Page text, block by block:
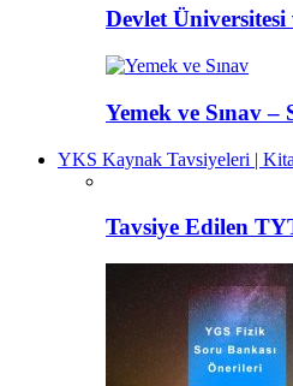
Devlet
Yemek ve Sınav –
YKS Kaynak Tavsiyeleri |
Tavsiye Edilen